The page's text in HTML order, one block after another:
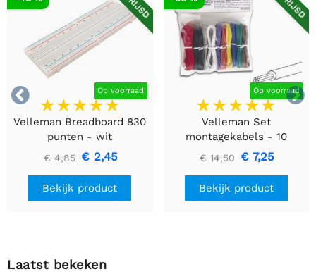

 Op voorraad
Velleman Breadboard 830
punten - wit
€ 4,85 € 2,45
Bekijk product
Op voorraad
Velleman Set
montagekabels - 10
kleuren - 60m - flexibele
kern (multi core)
€ 14,50 € 7,25
Bekijk product
Laatst bekeken